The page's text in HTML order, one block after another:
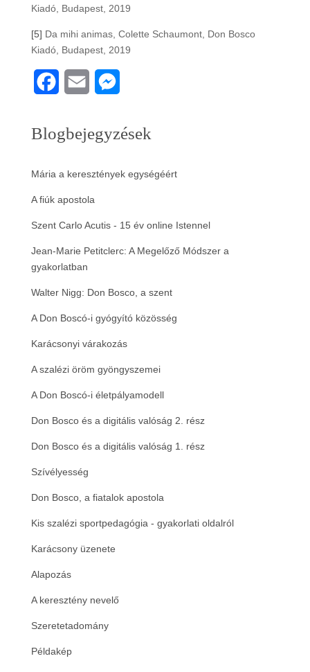
Kiadó, Budapest, 2019
[5] Da mihi animas, Colette Schaumont, Don Bosco
Kiadó, Budapest, 2019
c
b
o
o
k
a
l
s
e
g
e
Blogbejegyzések
Mária a keresztények egységéért
A fiúk apostola
Szent Carlo Acutis - 15 év online Istennel
Jean-Marie Petitclerc: A Megelőző Módszer a
gyakorlatban
Walter Nigg: Don Bosco, a szent
A Don Boscó-i gyógyító közösség
Karácsonyi várakozás
A szalézi öröm gyöngyszemei
A Don Boscó-i életpályamodell
Don Bosco és a digitális valóság 2. rész
Don Bosco és a digitális valóság 1. rész
Szívélyesség
Don Bosco, a fiatalok apostola
Kis szalézi sportpedagógia - gyakorlati oldalról
Karácsony üzenete
Alapozás
A keresztény nevelő
Szeretetadomány
Példakép